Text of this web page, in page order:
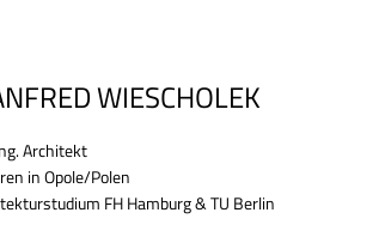
WIESCHOLEK
Architekt
in Opole/Polen
FH Hamburg & TU Berlin